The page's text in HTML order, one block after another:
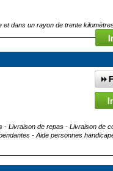
et dans un rayon de trente
- Livraison de repas - Livraison de
- Aide personnes